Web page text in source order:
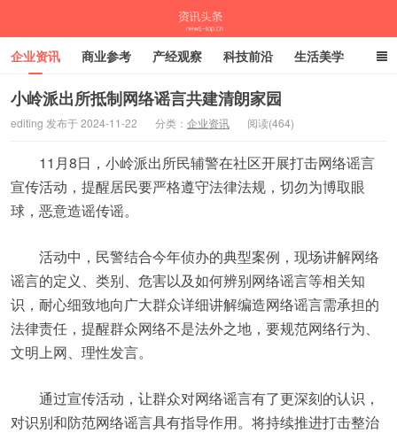
企业资讯 商业参考 产经观察 科技前沿 生活美学
时尚潮流 母婴亲子 专栏
小岭派出所抵制网络谣言共建清朗家园
editing 发布于 2024-11-22 分类： 企业资讯 阅读(464)
11月8日，小岭派出所民辅警在社区开展打击网络谣言
宣传活动，提醒居民要严格遵守法律法规，切勿为博取眼
球，恶意造谣传谣。
活动中，民警结合今年侦办的典型案例，现场讲解网络
谣言的定义、类别、危害以及如何辨别网络谣言等相关知
识，耐心细致地向广大群众详细讲解编造网络谣言需承担的
法律责任，提醒群众网络不是法外之地，要规范网络行为、
文明上网、理性发言。
通过宣传活动，让群众对网络谣言有了更深刻的认识，
对识别和防范网络谣言具有指导作用。将持续推进打击整治